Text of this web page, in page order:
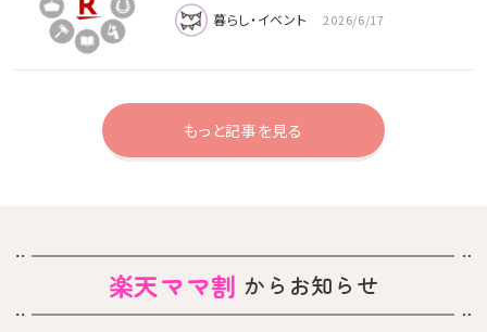
暮らし・イベント 2026/6/17
もっと記事を見る
楽天ママ割 からお知らせ